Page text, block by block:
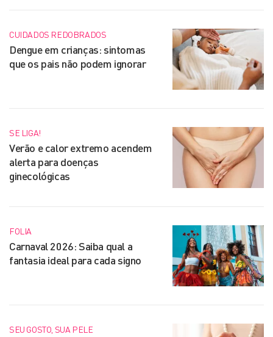
CUIDADOS REDOBRADOS
Dengue em crianças: sintomas
que os pais não podem ignorar
SE LIGA!
Verão e calor extremo acendem
alerta para doenças
ginecológicas
FOLIA
Carnaval 2026: Saiba qual a
fantasia ideal para cada signo
SEU GOSTO, SUA PELE